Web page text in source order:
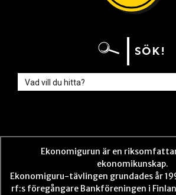
SÖK!
Ekonomigurun är en
ekonomikunskap.
Ekonomiguru-tävlingen grundades år
rf:s föregångare Bankföreningen i